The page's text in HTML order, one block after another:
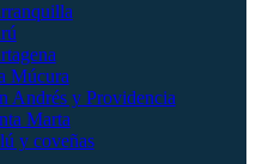
Múcura
Andrés y Providencia
Marta
y coveñas